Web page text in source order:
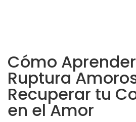
Cómo
Ruptura
Recuperar tu
en el Amor